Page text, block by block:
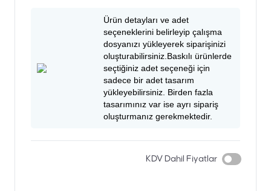
Ürün detayları ve adet
seçeneklerini belirleyip çalışma
dosyanızı yükleyerek siparişinizi
oluşturabilirsiniz.Baskılı ürünlerde
seçtiğiniz adet seçeneği için
sadece bir adet tasarım
yükleyebilirsiniz. Birden fazla
tasarımınız var ise ayrı sipariş
oluşturmanız gerekmektedir.
KDV Dahil Fiyatlar